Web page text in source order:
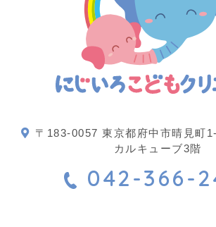
〒183-0057 東京都府中市晴見町
カルキューブ3階
042-366-